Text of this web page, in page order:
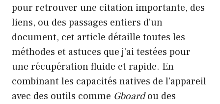
pour retrouver une citation importante, des
liens, ou des passages entiers d’un
document, cet article détaille toutes les
méthodes et astuces que j’ai testées pour
une récupération fluide et rapide. En
combinant les capacités natives de l’appareil
avec des outils comme Gboardou des